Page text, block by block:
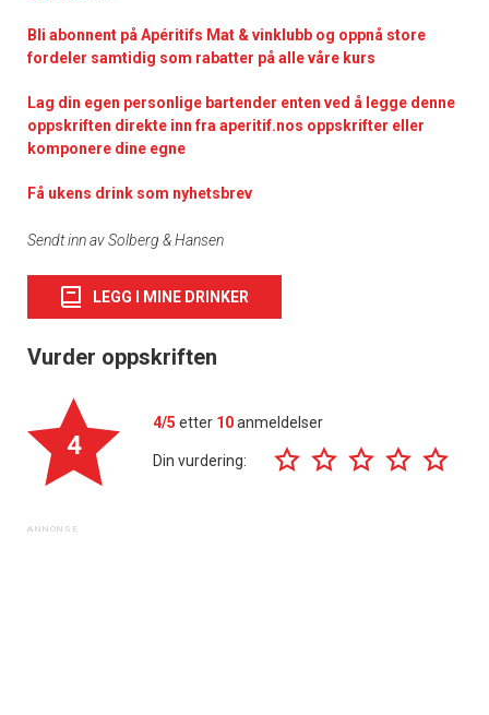
Bli abonnent på Apéritifs Mat & vinklubb og oppnå store
fordeler samtidig som rabatter på alle våre kurs
Lag din egen personlige bartender enten ved å legge denne
oppskriften direkte inn fra aperitif.nos oppskrifter eller
komponere dine egne
Få ukens drink som nyhetsbrev
Sendt inn av Solberg & Hansen
LEGG I MINE DRINKER
Vurder oppskriften
4
4/5 etter 10anmeldelser
Din vurdering: